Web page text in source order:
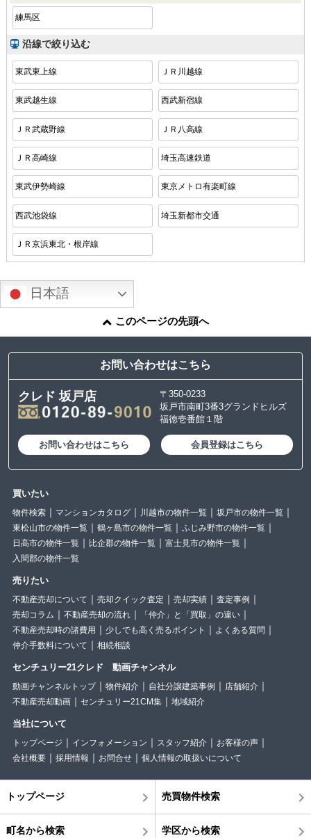
練馬区
沿線で絞り込む
東武東上線 ＪＲ川越線
東武越生線 西武新宿線
ＪＲ武蔵野線 ＪＲ八高線
ＪＲ高崎線 埼玉高速鉄道
東武伊勢崎線 東京メトロ有楽町線
西武池袋線 埼玉新都市交通
ＪＲ京浜東北・根岸線
日本語
このページの先頭へ
お問い合わせはこちら
クレド 坂戸店
〒350-0233
坂戸市南町3番3グランドヒルズ
福徳壱番館１階
お問い合わせはこちら 会員登録はこちら
買いたい
物件検索 マンションカタログ 川越市の物件一覧
坂戸市の物件一覧
東松山市の物件一覧
鶴ヶ島市の物件一覧
ふじみ野市の物件一覧
日高市の物件一覧
比企郡の物件一覧
富士見市の物件一覧
入間郡の物件一覧
売りたい
不動産売却について 売却クイック査定 売却実績
査定事例
売却コラム
不動産売却の流れ
「仲介」と「買取」の違い
不動産売却時の諸費用
少しでも高く売るポイント
よくある質問
仲介手数料について
相続相談
センチュリー21クレド 動画チャンネル
動画チャンネルトップ 物件紹介 自社分譲建築事例
店舗紹介
不動産売却動画
センチュリー21CM集 地域紹介
当社について
トップページ インフォメーション スタッフ紹介
お客様の声
会社概要
採用情報 お問合せ 個人情報の取扱いについて
トップページ 売買物件検索
町名から検索 学区から検索